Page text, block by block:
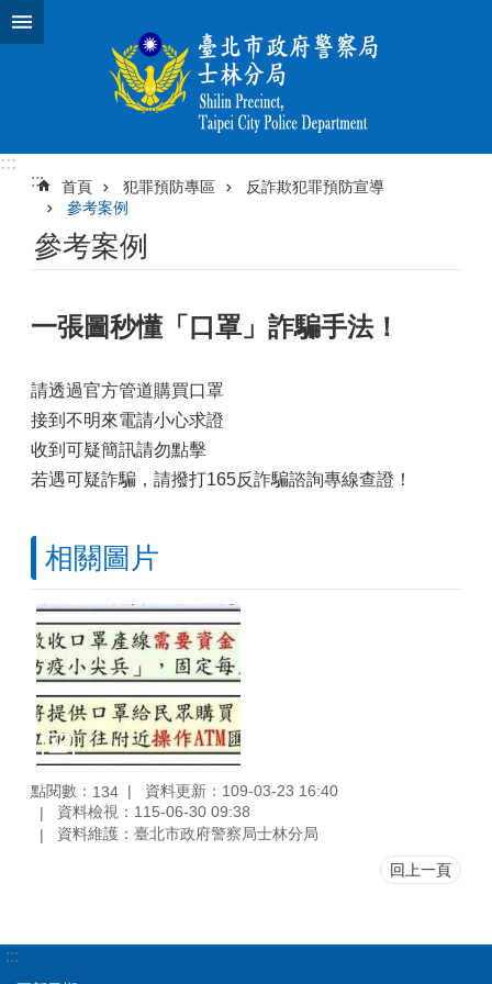
跳到主要內容區塊
:::
:::
首頁 犯罪預防專區
反詐欺犯罪預防宣導
參考案例
參考案例
一張圖秒懂「口罩」詐騙手法！
請透過官方管道購買口罩
接到不明來電請小心求證
收到可疑簡訊請勿點擊
若遇可疑詐騙，請撥打165反詐騙諮詢專線查證！
相關圖片
點閱數： 134
資料更新：109-03-23 16:40
資料檢視：115-06-30 09:38
資料維護：臺北市政府警察局士林分局
回上一頁
:::